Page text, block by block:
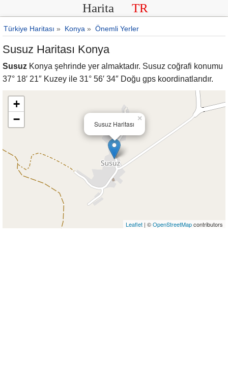
Harita TR
Türkiye Haritası » Konya » Önemli Yerler
Susuz Haritası Konya
Susuz Konya şehrinde yer almaktadır. Susuz coğrafi konumu
37° 18′ 21″ Kuzey ile 31° 56′ 34″ Doğu gps koordinatlarıdır.
Susuz Haritası
×
+
−
Leaflet | ©OpenStreetMapcontributors